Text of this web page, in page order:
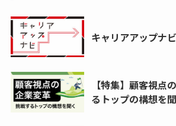
キャリアアップナビ
【特集】顧客視点
るトップの構想を